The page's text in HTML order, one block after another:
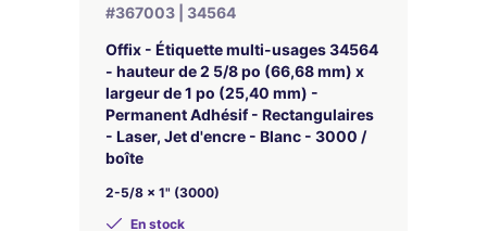
#367003 | 34564
Offix - Étiquette multi-usages 34564
- hauteur de 2 5/8 po (66,68 mm) x
largeur de 1 po (25,40 mm) -
Permanent Adhésif - Rectangulaires
- Laser, Jet d'encre - Blanc - 3000 /
boîte
2-5/8 x 1" (3000)
En stock